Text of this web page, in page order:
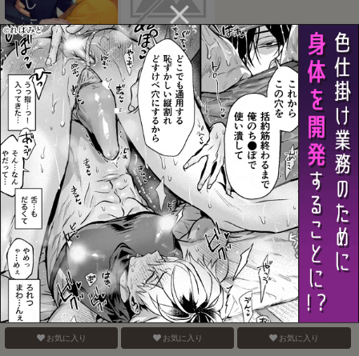
ぜんぶしらない
お気に入り
Take a penalty
お気に入り
熱くて溶けちゃう
お気に入り
現実は、×××よりきもちい
お気に入り
call My HERO
お気に入り
愛故に！寂し紛れのゼロ
距離射撃
お気に入り